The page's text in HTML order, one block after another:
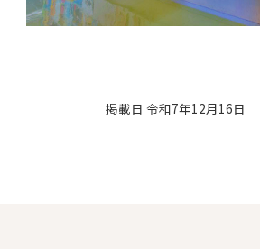
掲載日 令和7年12月16日